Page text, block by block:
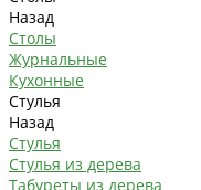
Назад
Столы
Журнальные
Кухонные
Стулья
Назад
Стулья
Стулья из дерева
Табуреты из дерева